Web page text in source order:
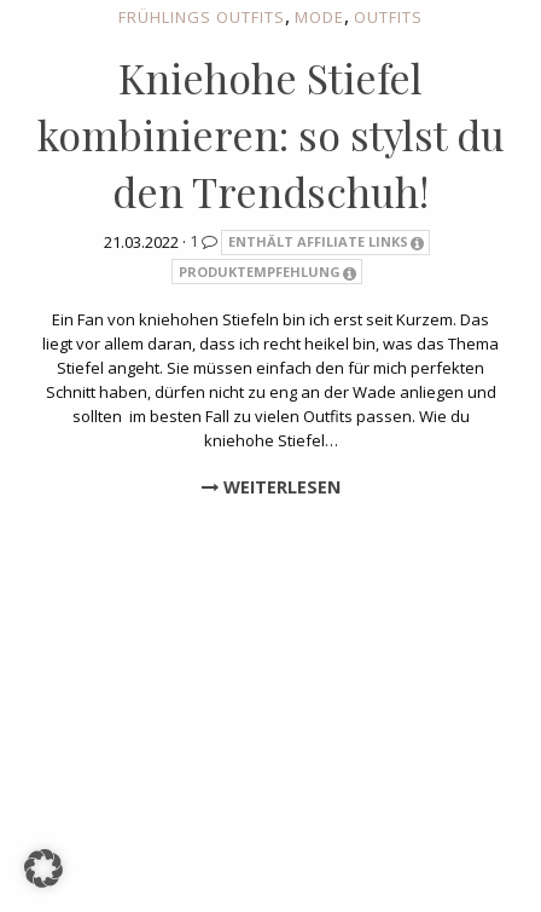
FRÜHLINGS OUTFITS, MODE, OUTFITS
Kniehohe Stiefel
kombinieren: so stylst du
den Trendschuh!
21.03.2022 · 1
ENTHÄLT AFFILIATE LINKS
PRODUKTEMPFEHLUNG
Ein Fan von kniehohen Stiefeln bin ich erst seit Kurzem. Das
liegt vor allem daran, dass ich recht heikel bin, was das Thema
Stiefel angeht. Sie müssen einfach den für mich perfekten
Schnitt haben, dürfen nicht zu eng an der Wade anliegen und
sollten im besten Fall zu vielen Outfits passen. Wie du
kniehohe Stiefel…
WEITERLESEN